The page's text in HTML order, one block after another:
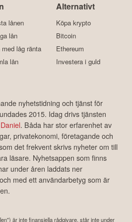
lånen
lån
med låg ränta
lån
Alternativt
Köpa krypto
Bitcoin
Ethereum
Investera i guld
nyhetstidning och tjänst för
2015. Idag drivs tjänsten
Daniel. Båda har stor erfarenhet av
privatekonomi, företagande och
det frekvent skrivs nyheter om till
läsare. Nyhetsappen som finns
under åren laddats ner
med ett användarbetyg som är
är inte finansiella rådgivare, står inte under